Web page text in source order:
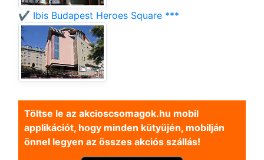
✔️ Ibis Budapest Heroes Square ***
Töltse le az akcioscsomagok.hu mobil
applikációt, hogy minden kütyüjén, mobilján
önnel legyen az összes akciós szállás!